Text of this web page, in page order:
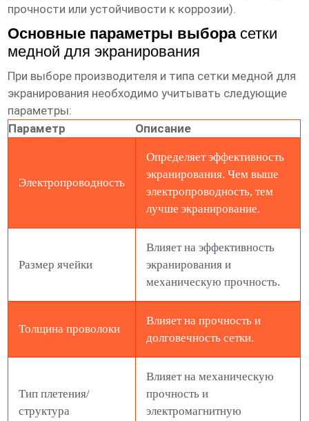
прочности или устойчивости к коррозии).
Основные параметры выбора сетки
медной для экранирования
При выборе производителя и типа сетки медной для
экранирования необходимо учитывать следующие
параметры:
Параметр
Описание
Электропроводность
Определяет эффективность
экранирования. Чем выше
электропроводность, тем
лучше экранирование.
Размер ячейки
Влияет на эффективность
экранирования и
механическую прочность.
Толщина проволоки
Влияет на прочность и
долговечность сетки.
Тип плетения/
структура
Влияет на механическую
прочность и
электромагнитную